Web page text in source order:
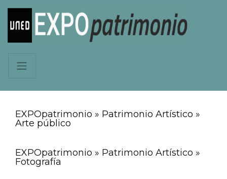
EXPOpatrimonio » Patrimonio Artístico »
Arte público
EXPOpatrimonio » Patrimonio Artístico »
Fotografía